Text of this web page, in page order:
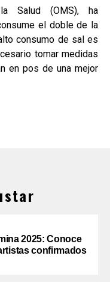
Salud (OMS), ha
el doble de la
consumo de sal es
tomar medidas
en pos de una mejor
2025: Conoce
confirmados